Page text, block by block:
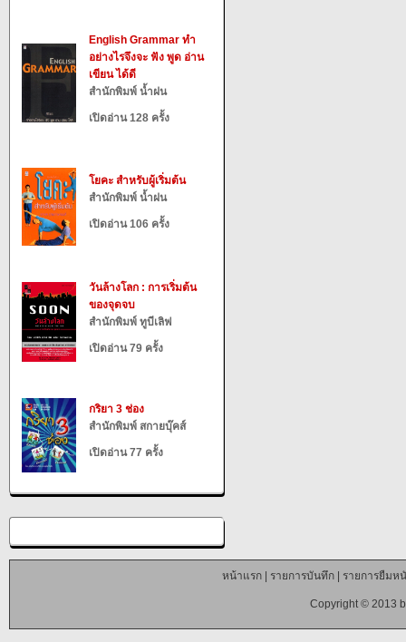
English Grammar ทำ
อย่างไรจึงจะ ฟัง พูด อ่าน
เขียน ได้ดี
สำนักพิมพ์ น้ำฝน
เปิดอ่าน 128 ครั้ง
โยคะ สำหรับผู้เริ่มต้น
สำนักพิมพ์ น้ำฝน
เปิดอ่าน 106 ครั้ง
วันล้างโลก : การเริ่มต้น
ของจุดจบ
สำนักพิมพ์ ทูบีเลิฟ
เปิดอ่าน 79 ครั้ง
กริยา 3 ช่อง
สำนักพิมพ์ สกายบุ๊คส์
เปิดอ่าน 77 ครั้ง
หน้าแรก| รายการบันทึก| รายการยืมห
Copyright © 2013